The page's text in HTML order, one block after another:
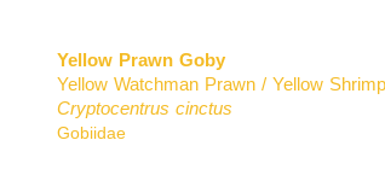
Yellow Prawn Goby
Yellow Watchman Prawn / Yellow
Cryptocentrus cinctus
Gobiidae